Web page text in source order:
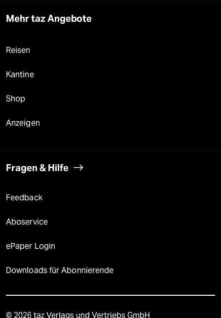
Mehr taz Angebote
Reisen
Kantine
Shop
Anzeigen
Fragen & Hilfe
Feedback
Aboservice
ePaper Login
Downloads für Abonnierende
© 2026 taz Verlags und Vertriebs GmbH